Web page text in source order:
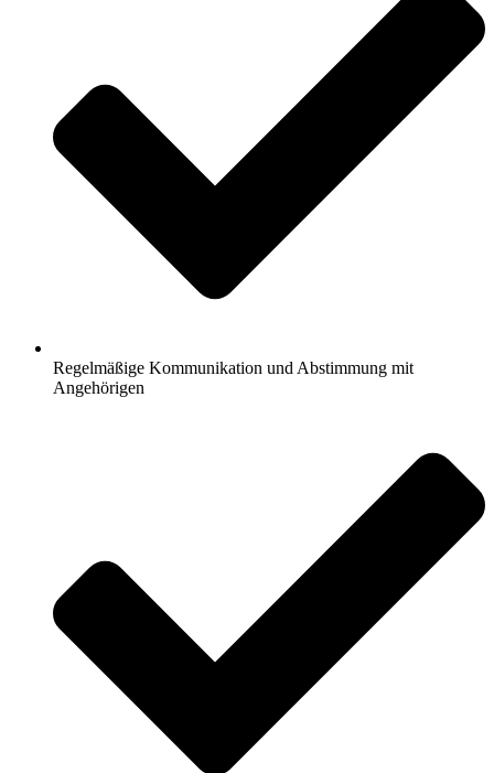
Regelmäßige Kommunikation und Abstimmung mit
Angehörigen